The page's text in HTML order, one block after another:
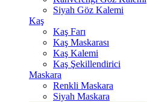
Siyah Göz Kalemi
Kaş
Kaş Farı
Kaş Maskarası
Kaş Kalemi
Kaş Şekillendirici
Maskara
Renkli Maskara
Siyah Maskara